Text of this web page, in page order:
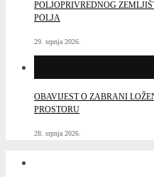
POLJOPRIVREDNOG
POLJA
29. srpnja 2026.
OBAVIJEST O ZABRANI
PROSTORU
28. srpnja 2026.